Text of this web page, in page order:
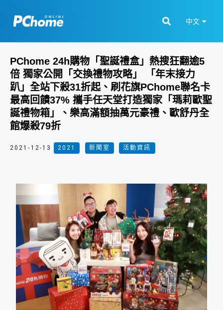
中文
PChome 24h購物「聖誕禮盒」熱搜狂翻逾5
倍 獨家公開「交換禮物攻略」 「年末接力
趴」全站下殺31折起、刷花旗PChome聯名卡
最高回饋37% 攜手任天堂打造獨家「瑪莉歐聖
誕禮物箱」、樂高滿額抽萬元豪禮、歐舒丹全
館爆殺79折
2021-12-13 2021 新聞室 活動資訊